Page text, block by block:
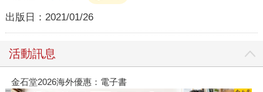
出版日： 2021/01/26
活動訊息
金石堂2026海外優惠：電子書